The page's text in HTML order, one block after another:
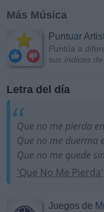
Más Música
Puntuar
Puntúa a
sus índices
Letra del día
Que no me pierda
Que no me duerma
Que no me quede
'Que No Me
Juegos de